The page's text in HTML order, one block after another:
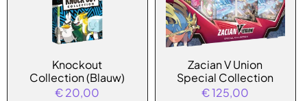
Knockout
Collection (Blauw)
€20,00
Zacian V Union
Special Collection
€125,00